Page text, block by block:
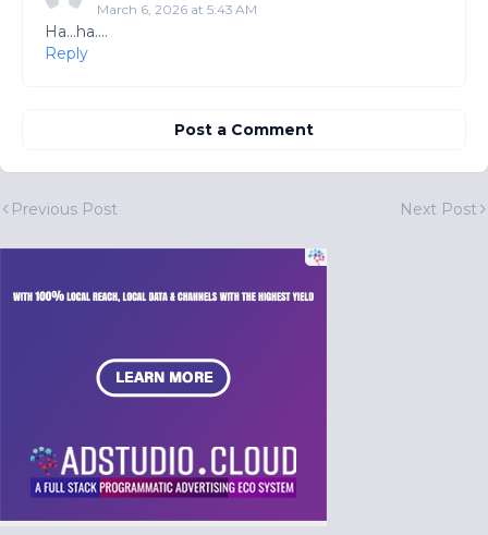
March 6, 2026 at 5:43 AM
Ha...ha....
Reply
Post a Comment
Previous Post Next Post